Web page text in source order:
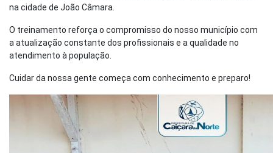
na cidade de João Câmara.
O treinamento reforça o compromisso do nosso município com
a atualização constante dos profissionais e a qualidade no
atendimento à população.
Cuidar da nossa gente começa com conhecimento e preparo!